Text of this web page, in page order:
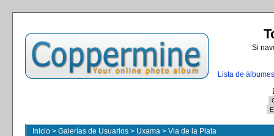
Si
Lista de álbumes
Inicio > Galerías de Usuarios > Uxama > Via de la Plata